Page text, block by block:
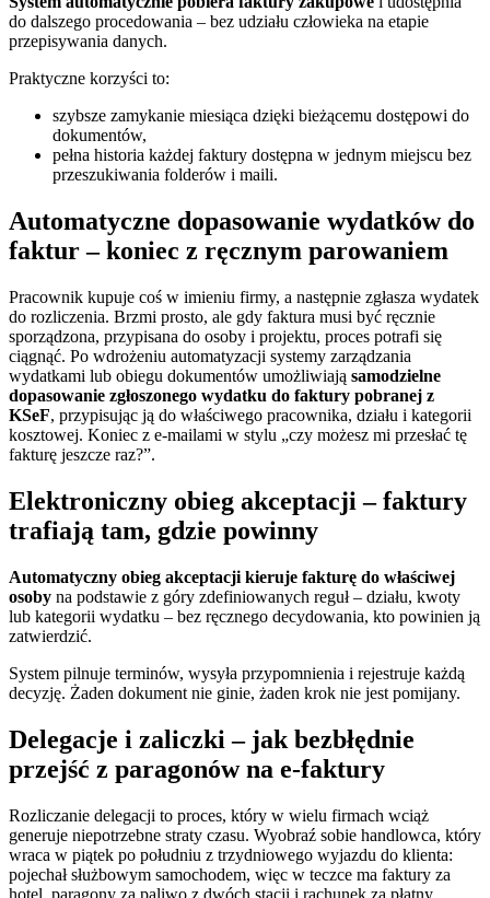
do dalszego procedowania – bez udziału człowieka na etapie
przepisywania danych.
Praktyczne korzyści to:
szybsze zamykanie miesiąca dzięki bieżącemu dostępowi do
dokumentów,
pełna historia każdej faktury dostępna w jednym miejscu bez
przeszukiwania folderów i maili.
Automatyczne dopasowanie wydatków do
faktur – koniec z ręcznym parowaniem
Pracownik kupuje coś w imieniu firmy, a następnie zgłasza wydatek
do rozliczenia. Brzmi prosto, ale gdy faktura musi być ręcznie
sporządzona, przypisana do osoby i projektu, proces potrafi się
ciągnąć. Po wdrożeniu automatyzacji systemy zarządzania
wydatkami lub obiegu dokumentów umożliwiają samodzielne
dopasowanie zgłoszonego wydatku do faktury pobranej z
KSeF, przypisując ją do właściwego pracownika, działu i kategorii
kosztowej. Koniec z e-mailami w stylu „czy możesz mi przesłać tę
fakturę jeszcze raz?”.
Elektroniczny obieg akceptacji – faktury
trafiają tam, gdzie powinny
Automatyczny obieg akceptacji kieruje fakturę do właściwej
osoby na podstawie z góry zdefiniowanych reguł – działu, kwoty
lub kategorii wydatku – bez ręcznego decydowania, kto powinien ją
zatwierdzić.
System pilnuje terminów, wysyła przypomnienia i rejestruje każdą
decyzję. Żaden dokument nie ginie, żaden krok nie jest pomijany.
Delegacje i zaliczki – jak bezbłędnie
przejść z paragonów na e-faktury
Rozliczanie delegacji to proces, który w wielu firmach wciąż
generuje niepotrzebne straty czasu. Wyobraź sobie handlowca, który
wraca w piątek po południu z trzydniowego wyjazdu do klienta:
pojechał służbowym samochodem, więc w teczce ma faktury za
hotel, paragony za paliwo z dwóch stacji i rachunek za płatny